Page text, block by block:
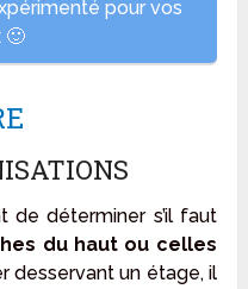
pour vos
🙂
de déterminer s’il faut
du haut ou celles
desservant un étage, il